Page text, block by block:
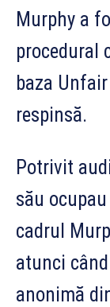
Murphy a
procedural
baza
respinsă.
Potrivit
său
cadrul
atunci
anonimă